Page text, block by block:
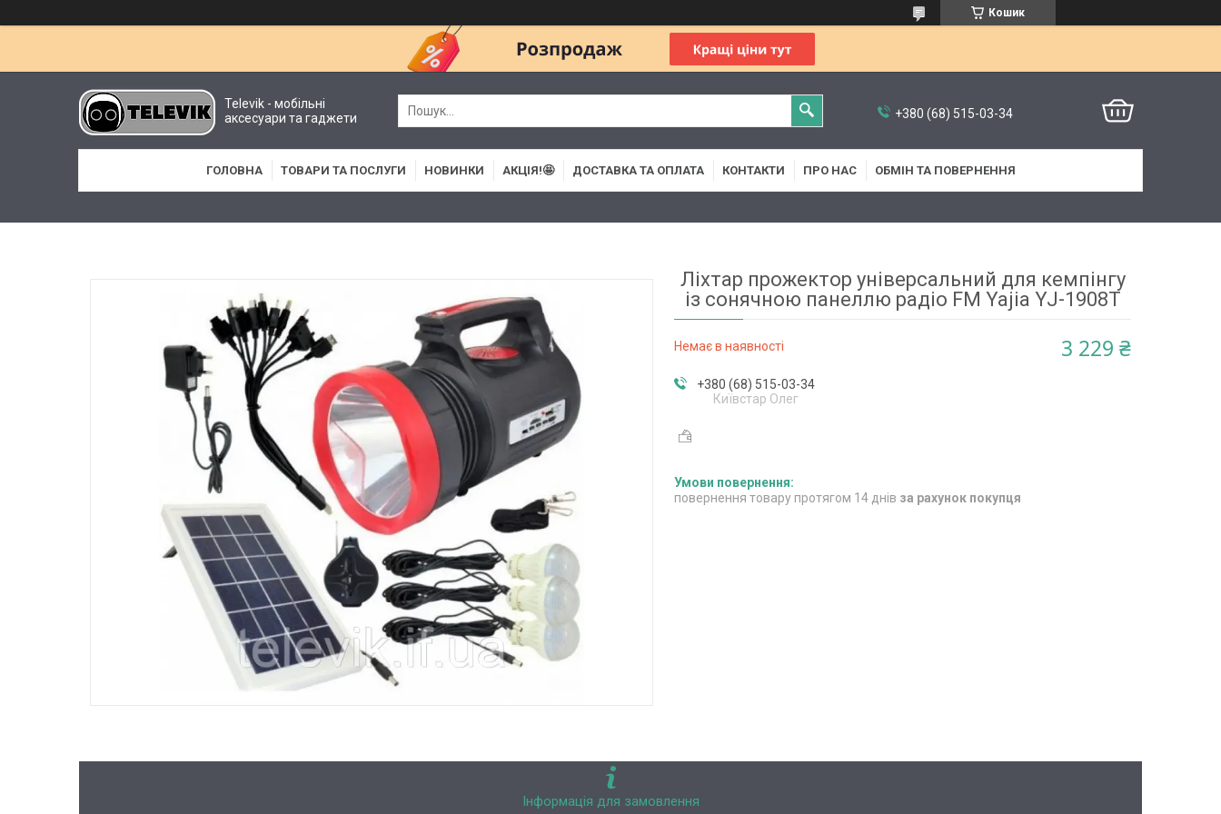
Кошик
Televik - мобільні
аксесуари та гаджети
+380 (68) 515-03-34
ГОЛОВНА ТОВАРИ ТА ПОСЛУГИ НОВИНКИ АКЦІЯ!🤩 ДОСТАВКА ТА ОПЛАТА КОНТАКТИ ПРО НАС ОБМІН ТА ПОВЕРНЕННЯ
Ліхтар прожектор універсальний для кемпінгу
із сонячною панеллю радіо FM Yajia YJ-1908T
Немає в наявності 3 229 ₴
+380 (68) 515-03-34
Київстар Олег
повернення товару протягом 14 днів за рахунок покупця
Інформація для замовлення